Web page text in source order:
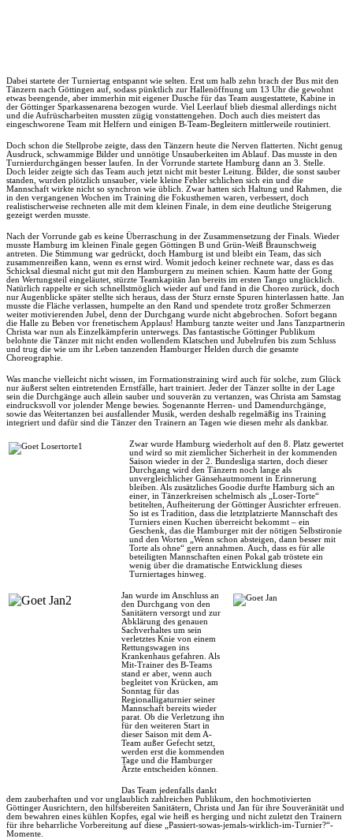
Dabei startete der Turniertag entspannt wie selten. Erst um halb zehn brach der Bus mit den
Tänzern nach Göttingen auf, sodass pünktlich zur Hallenöffnung um 13 Uhr die gewohnt
etwas beengende, aber immerhin mit eigener Dusche für das Team ausgestattete, Kabine in
der Göttinger Sparkassenarena bezogen wurde. Viel Leerlauf blieb diesmal allerdings nicht
und die Aufrüscharbeiten mussten zügig vonstattengehen. Doch auch dies meistert das
eingeschworene Team mit Helfern und einigen B-Team-Begleitern mittlerweile routiniert.
Doch schon die Stellprobe zeigte, dass den Tänzern heute die Nerven flatterten. Nicht genug
Ausdruck, schwammige Bilder und unnötige Unsauberkeiten im Ablauf. Das musste in den
Turnierdurchgängen besser laufen. In der Vorrunde startete Hamburg dann an 3. Stelle.
Doch leider zeigte sich das Team auch jetzt nicht mit bester Leitung. Bilder, die sonst sauber
standen, wurden plötzlich unsauber, viele kleine Fehler schlichen sich ein und die
Mannschaft wirkte nicht so synchron wie üblich. Zwar hatten sich Haltung und Rahmen, die
in den vergangenen Wochen im Training die Fokusthemen waren, verbessert, doch
realistischerweise rechneten alle mit dem kleinen Finale, in dem eine deutliche Steigerung
gezeigt werden musste.
Nach der Vorrunde gab es keine Überraschung in der Zusammensetzung der Finals. Wieder
musste Hamburg im kleinen Finale gegen Göttingen B und Grün-Weiß Braunschweig
antreten. Die Stimmung war gedrückt, doch Hamburg ist und bleibt ein Team, das sich
zusammenreißen kann, wenn es ernst wird. Womit jedoch keiner rechnete war, dass es das
Schicksal diesmal nicht gut mit den Hamburgern zu meinen schien. Kaum hatte der Gong
den Wertungsteil eingeläutet, stürzte Teamkapitän Jan bereits im ersten Tango unglücklich.
Natürlich rappelte er sich schnellstmöglich wieder auf und fand in die Choreo zurück, doch
nur Augenblicke später stellte sich heraus, dass der Sturz ernste Spuren hinterlassen hatte. Jan
musste die Fläche verlassen, humpelte an den Rand und spendete trotz großer Schmerzen
weiter motivierenden Jubel, denn der Durchgang wurde nicht abgebrochen. Sofort begann
die Halle zu Beben vor frenetischem Applaus! Hamburg tanzte weiter und Jans Tanzpartnerin
Christa war nun als Einzelkämpferin unterwegs. Das fantastische Göttinger Publikum
belohnte die Tänzer mit nicht enden wollendem Klatschen und Jubelrufen bis zum Schluss
und trug die wie um ihr Leben tanzenden Hamburger Helden durch die gesamte
Choreographie.
Was manche vielleicht nicht wissen, im Formationstraining wird auch für solche, zum Glück
nur äußerst selten eintretenden Ernstfälle, hart trainiert. Jeder der Tänzer sollte in der Lage
sein die Durchgänge auch allein sauber und souverän zu vertanzen, was Christa am Samstag
eindrucksvoll vor jolender Menge bewies. Sogenannte Herren- und Damendurchgänge,
sowie das Weitertanzen bei ausfallender Musik, werden deshalb regelmäßig ins Training
integriert und dafür sind die Tänzer den Trainern an Tagen wie diesen mehr als dankbar.
Zwar wurde Hamburg wiederholt auf den 8. Platz gewertet
und wird so mit ziemlicher Sicherheit in der kommenden
Saison wieder in der 2. Bundesliga starten, doch dieser
Durchgang wird den Tänzern noch lange als
unvergleichlicher Gänsehautmoment in Erinnerung
bleiben. Als zusätzliches Goodie durfte Hamburg sich an
einer, in Tänzerkreisen schelmisch als „Loser-Torte“
betitelten, Aufheiterung der Göttinger Ausrichter erfreuen.
So ist es Tradition, dass die letztplatzierte Mannschaft des
Turniers einen Kuchen überreicht bekommt – ein
Geschenk, das die Hamburger mit der nötigen Selbstironie
und den Worten „Wenn schon absteigen, dann besser mit
Torte als ohne“ gern annahmen. Auch, dass es für alle
beteiligten Mannschaften einen Pokal gab tröstete ein
wenig über die dramatische Entwicklung dieses
Turniertages hinweg.
Jan wurde im Anschluss an
den Durchgang von den
Sanitätern versorgt und zur
Abklärung des genauen
Sachverhaltes um sein
verletztes Knie von einem
Rettungswagen ins
Krankenhaus gefahren. Als
Mit-Trainer des B-Teams
stand er aber, wenn auch
begleitet von Krücken, am
Sonntag für das
Regionalligaturnier seiner
Mannschaft bereits wieder
parat. Ob die Verletzung ihn
für den weiteren Start in
dieser Saison mit dem A-
Team außer Gefecht setzt,
werden erst die kommenden
Tage und die Hamburger
Ärzte entscheiden können.
Das Team jedenfalls dankt
dem zauberhaften und vor unglaublich zahlreichen Publikum, den hochmotivierten
Göttinger Ausrichtern, den hilfsbereiten Sanitätern, Christa und Jan für ihre Souveränität und
dem bewahren eines kühlen Kopfes, egal wie heiß es herging und nicht zuletzt den Trainern
für ihre beharrliche Vorbereitung auf diese „Passiert-sowas-jemals-wirklich-im-Turnier?“-
Momente.